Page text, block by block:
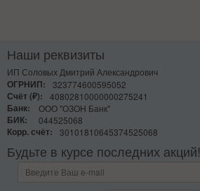
Наши реквизиты
ИП Соловых Дмитрий Александрович
ОГРНИП:
323774600595052
Счёт (₽):
40802810000000275241
Банк:
ООО "ОЗОН Банк"
БИК:
044525068
Корр. счёт:
30101810645374525068
Будьте в курсе последних акций!